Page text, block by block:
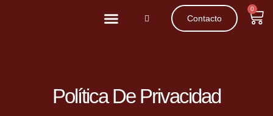
Contacto
0
Política De Privacidad